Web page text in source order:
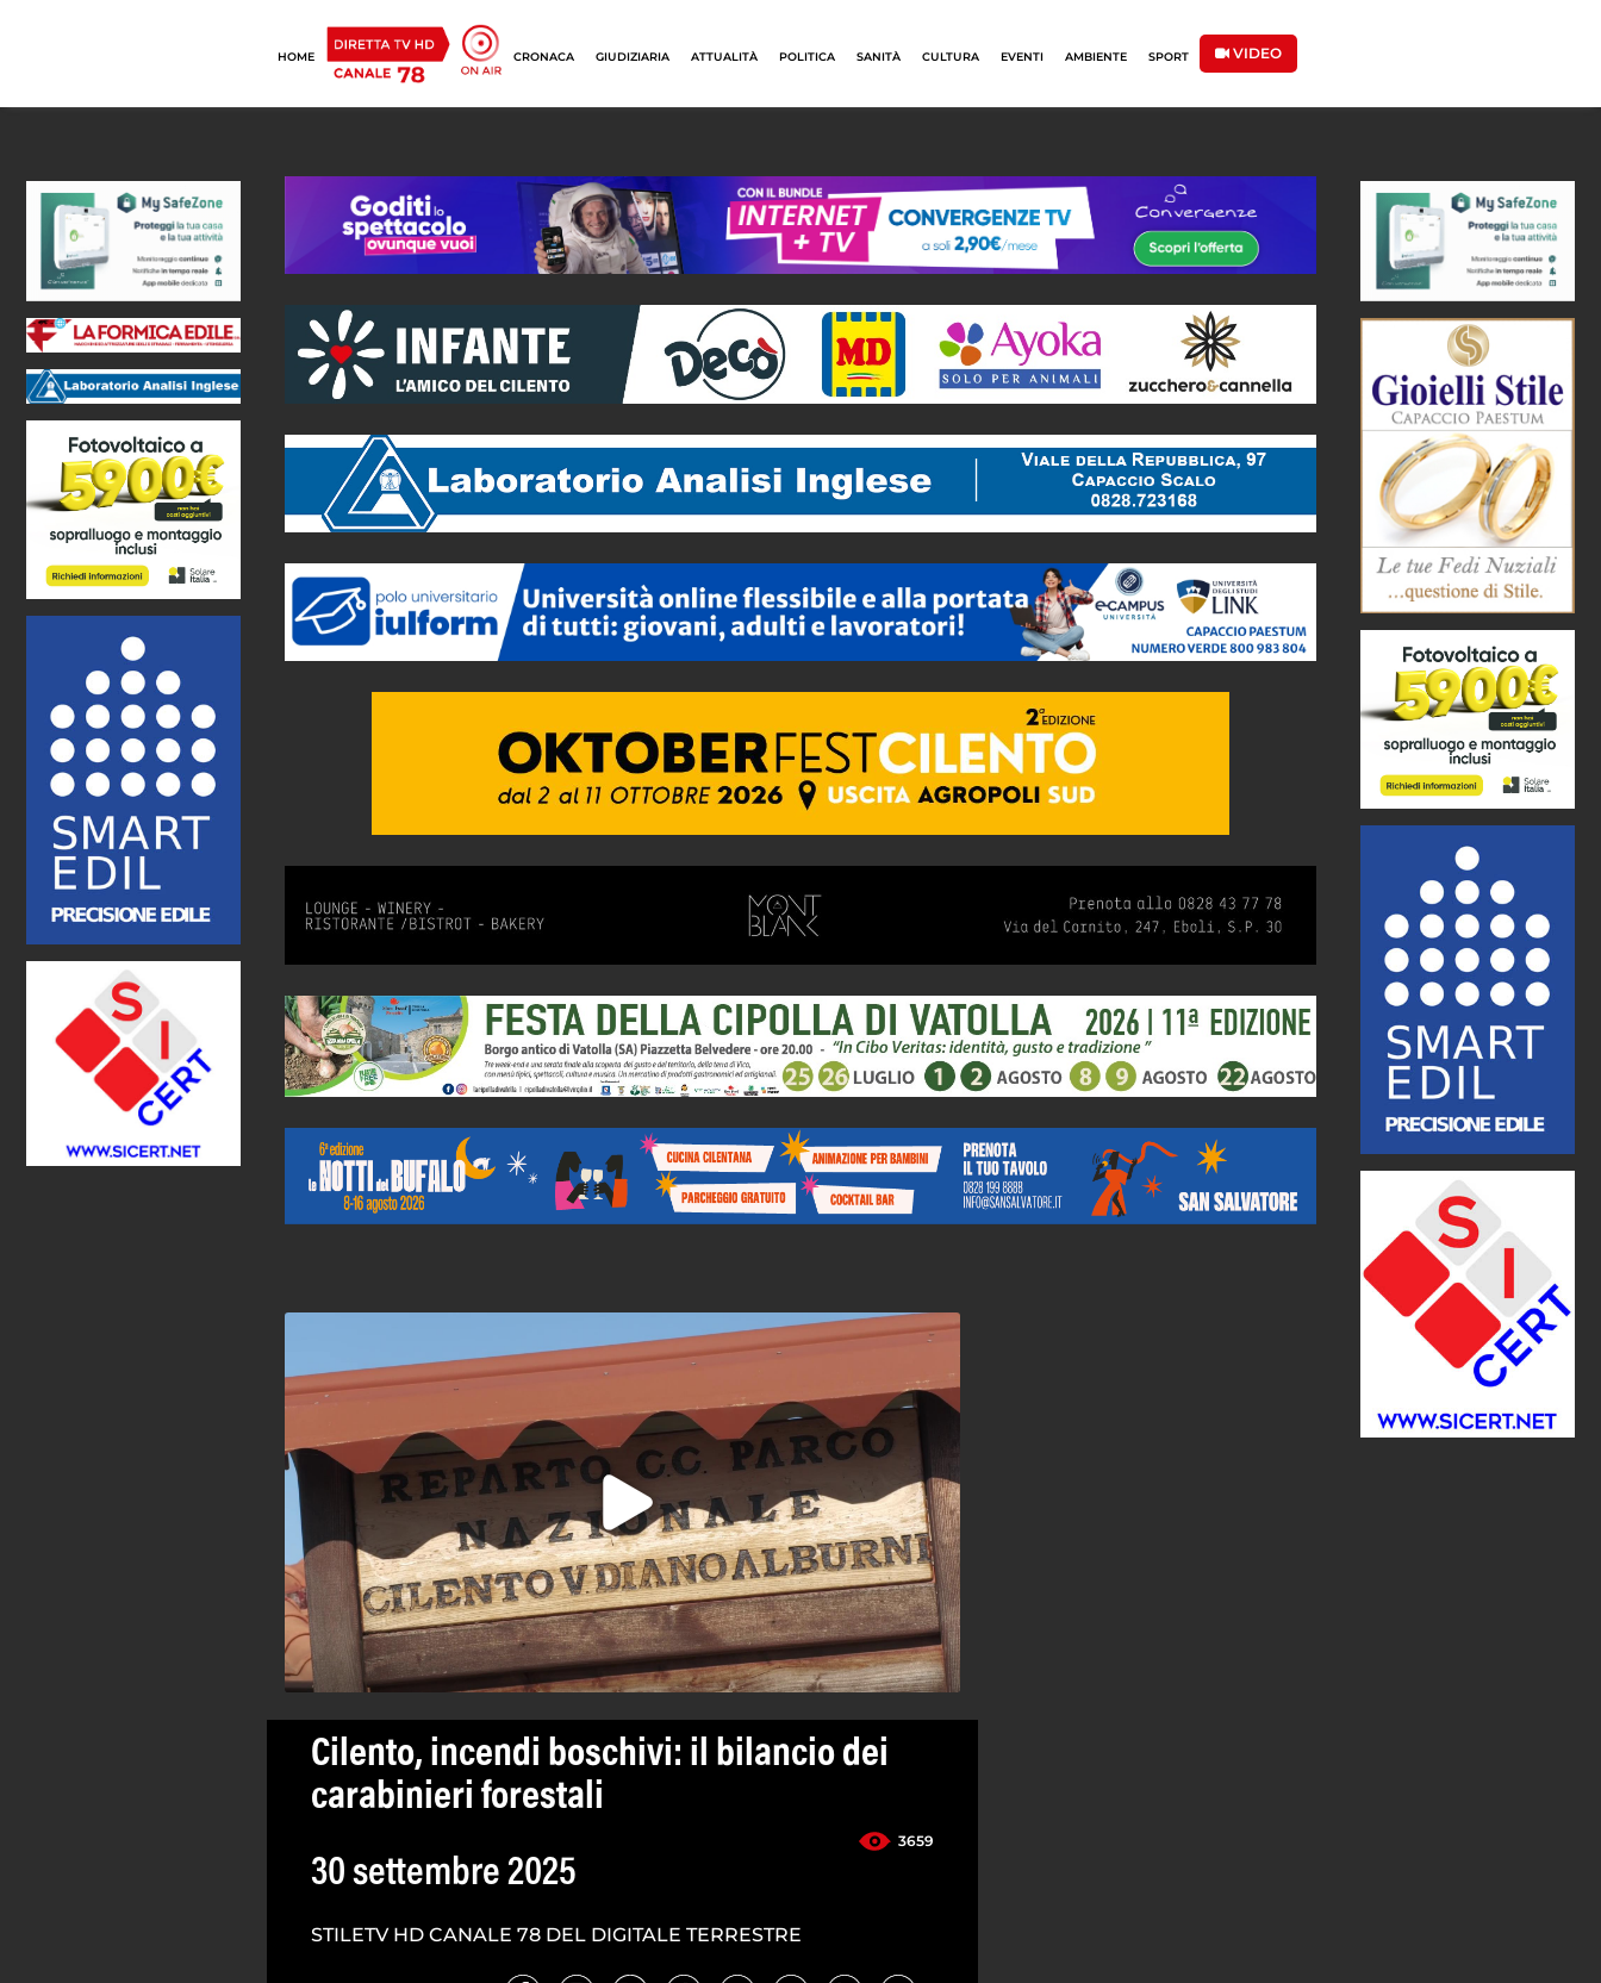
HOME CRONACA GIUDIZIARIA ATTUALITÀ POLITICA SANITÀ CULTURA EVENTI AMBIENTE SPORT VIDEO
Cilento, incendi boschivi: il bilancio dei
carabinieri forestali
3659
30 settembre 2025
STILETV HD CANALE 78 DEL DIGITALE TERRESTRE